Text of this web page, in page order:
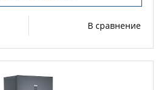
В сравнение